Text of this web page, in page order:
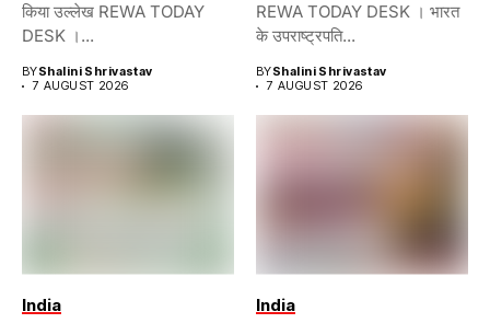
किया उल्लेख REWA TODAY
DESK ।...
BYShalini Shrivastav
7 AUGUST 2026
REWA TODAY DESK । भारत
के उपराष्ट्रपति...
BYShalini Shrivastav
7 AUGUST 2026
India India